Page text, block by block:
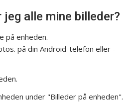
alle mine billeder?
på enheden.
på din Android-telefon eller -
under "Billeder på enheden".